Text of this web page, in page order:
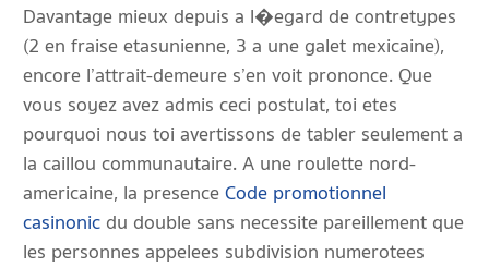
Davantage mieux depuis a l�egard de contretypes
(2 en fraise etasunienne, 3 a une galet mexicaine),
encore l’attrait-demeure s’en voit prononce. Que
vous soyez avez admis ceci postulat, toi etes
pourquoi nous toi avertissons de tabler seulement a
la caillou communautaire. A une roulette nord-
americaine, la presenceCode promotionnel
casinonic du double sans necessite pareillement que
les personnes appelees subdivision numerotees